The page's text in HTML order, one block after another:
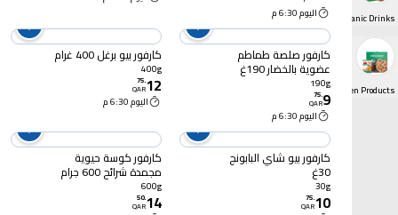
Organic Drinks
Organic Frozen Products
اليوم 6:30 م
كارفور صلصة طماطم
عضوية بالخضار 190غ
190g
9
.
75
QAR
اليوم 6:30 م
كارفور بيو برغل 400 غرام
400g
12
.
75
QAR
اليوم 6:30 م
كارفور بيو شاي البابونج
30غ
30g
10
.
75
QAR
كارفور كوسة حيوية
مجمدة شرائح 600 جرام
600g
14
.
50
QAR